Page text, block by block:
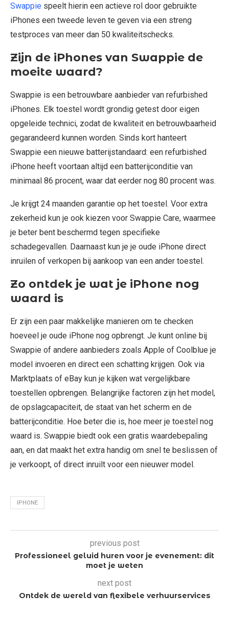
Swappie speelt hierin een actieve rol door gebruikte
iPhones een tweede leven te geven via een streng
testproces van meer dan 50 kwaliteitschecks.
Zijn de iPhones van Swappie de
moeite waard?
Swappie is een betrouwbare aanbieder van refurbished
iPhones. Elk toestel wordt grondig getest door eigen
opgeleide technici, zodat de kwaliteit en betrouwbaarheid
gegarandeerd kunnen worden. Sinds kort hanteert
Swappie een nieuwe batterijstandaard: een refurbished
iPhone heeft voortaan altijd een batterijconditie van
minimaal 86 procent, waar dat eerder nog 80 procent was.
Je krijgt 24 maanden garantie op het toestel. Voor extra
zekerheid kun je ook kiezen voor Swappie Care, waarmee
je beter bent beschermd tegen specifieke
schadegevallen. Daarnaast kun je je oude iPhone direct
inruilen of verkopen bij aankoop van een ander toestel.
Zo ontdek je wat je iPhone nog
waard is
Er zijn een paar makkelijke manieren om te checken
hoeveel je oude iPhone nog opbrengt. Je kunt online bij
Swappie of andere aanbieders zoals Apple of Coolblue je
model invoeren en direct een schatting krijgen. Ook via
Marktplaats of eBay kun je kijken wat vergelijkbare
toestellen opbrengen. Belangrijke factoren zijn het model,
de opslagcapaciteit, de staat van het scherm en de
batterijconditie. Hoe beter die is, hoe meer je toestel nog
waard is. Swappie biedt ook een gratis waardebepaling
aan, en dat maakt het extra handig om snel te beslissen of
je verkoopt, of direct inruilt voor een nieuwer model.
IPHONE
previous post
Professioneel geluid huren voor je evenement: dit
moet je weten
next post
Ontdek de wereld van flexibele verhuurservices